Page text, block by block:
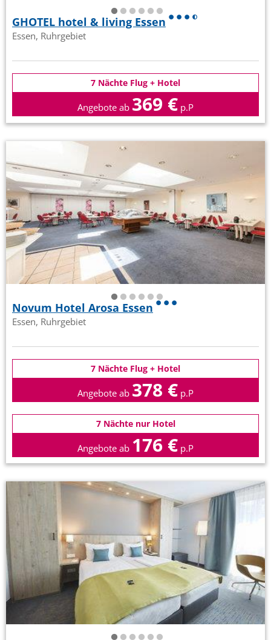
GHOTEL hotel & living Essen
Essen, Ruhrgebiet
7 Nächte Flug + Hotel
Angebote ab 369 € p.P
Novum Hotel Arosa Essen
Essen, Ruhrgebiet
7 Nächte Flug + Hotel
Angebote ab 378 € p.P
7 Nächte nur Hotel
Angebote ab 176 € p.P